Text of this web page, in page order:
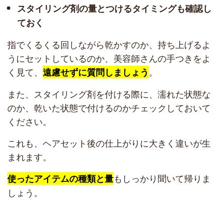
スタイリング剤の量とつけるタイミングも確認し
ておく
指でくるくる回しながら乾かすのか、持ち上げるよ
うにセットしているのか、美容師さんの手つきをよ
く見て、 遠慮せずに質問しましょう 。
また、スタイリング剤を付ける際に、濡れた状態な
のか、乾いた状態で付けるのかチェックしておいて
ください。
これも、ヘアセット後の仕上がりに大きく違いが生
まれます。
使ったアイテムの種類と量もしっかり聞いて帰りま
しょう。